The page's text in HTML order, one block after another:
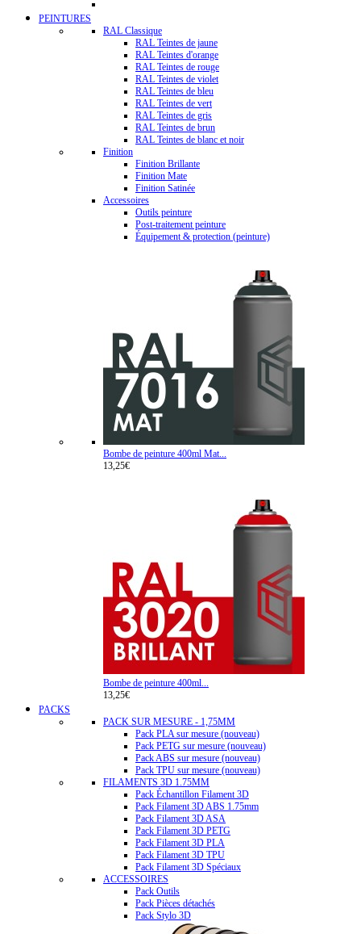
PEINTURES
RAL Classique
RAL Teintes de jaune
RAL Teintes d'orange
RAL Teintes de rouge
RAL Teintes de violet
RAL Teintes de bleu
RAL Teintes de vert
RAL Teintes de gris
RAL Teintes de brun
RAL Teintes de blanc et noir
Finition
Finition Brillante
Finition Mate
Finition Satinée
Accessoires
Outils peinture
Post-traitement peinture
Équipement & protection (peinture)
Bombe de peinture 400ml Mat...
13,25€
Bombe de peinture 400ml...
13,25€
PACKS
PACK SUR MESURE - 1,75MM
Pack PLA sur mesure (nouveau)
Pack PETG sur mesure (nouveau)
Pack ABS sur mesure (nouveau)
Pack TPU sur mesure (nouveau)
FILAMENTS 3D 1.75MM
Pack Échantillon Filament 3D
Pack Filament 3D ABS 1.75mm
Pack Filament 3D ASA
Pack Filament 3D PETG
Pack Filament 3D PLA
Pack Filament 3D TPU
Pack Filament 3D Spéciaux
ACCESSOIRES
Pack Outils
Pack Pièces détachés
Pack Stylo 3D